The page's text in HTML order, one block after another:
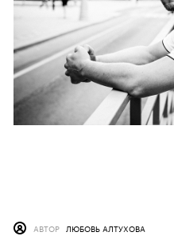
АВТОР ЛЮБОВЬ АЛТУХОВА